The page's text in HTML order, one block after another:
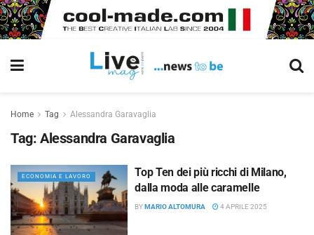
Home Tag Alessandra Garavaglia
Tag: Alessandra Garavaglia
ECONOMIA E LAVORO
Top Ten dei più ricchi di Milano,
dalla moda alle caramelle
BYMARIO ALTOMURA 4 APRILE 2025